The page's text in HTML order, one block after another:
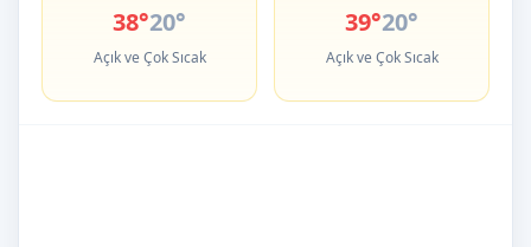
38°20°
Açık ve Çok Sıcak
39°20°
Açık ve Çok Sıcak